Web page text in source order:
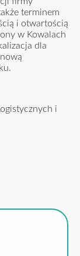
terminem
i otwartością
w Kowalach
dla
i